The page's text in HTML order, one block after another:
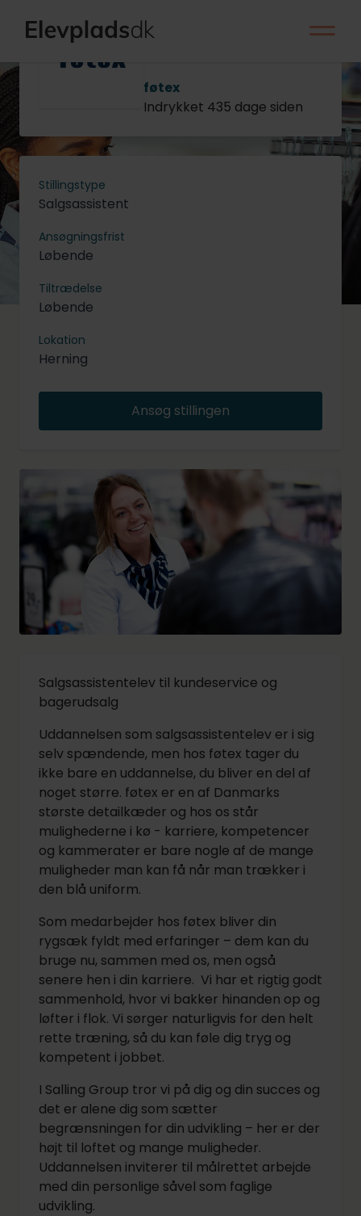
til serviceenheden
føtex
Indrykket 435 dage siden
Stillingstype
Salgsassistent
Ansøgningsfrist
Løbende
Tiltrædelse
Løbende
Lokation
Herning
Ansøg stillingen
Salgsassistentelev til kundeservice og
bagerudsalg
Uddannelsen som salgsassistentelev er i sig
selv spændende, men hos føtex tager du
ikke bare en uddannelse, du bliver en del af
noget større. føtex er en af Danmarks
største detailkæder og hos os står
mulighederne i kø - karriere, kompetencer
og kammerater er bare nogle af de mange
muligheder man kan få når man trækker i
den blå uniform.
Som medarbejder hos føtex bliver din
rygsæk fyldt med erfaringer – dem kan du
bruge nu, sammen med os, men også
senere hen i din karriere. Vi har et rigtig godt
sammenhold, hvor vi bakker hinanden op og
løfter i flok. Vi sørger naturligvis for den helt
rette træning, så du kan føle dig tryg og
kompetent i jobbet.
I Salling Group tror vi på dig og din succes og
det er alene dig som sætter
begrænsningen for din udvikling – her er der
højt til loftet og mange muligheder.
Uddannelsen inviterer til målrettet arbejde
med din personlige såvel som faglige
udvikling.